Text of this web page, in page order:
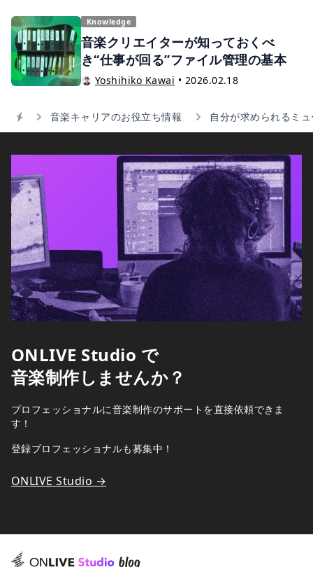
Knowledge
音楽クリエイターが知っておくべ
き“仕事が回る”ファイル管理の基本
Yoshihiko Kawai • 2026.02.18
音楽キャリアのお役立ち情報 自分が求められるミ
ONLIVE Studio で
音楽制作しませんか？
プロフェッショナルに音楽制作のサポートを直接依頼できま
す！
登録プロフェッショナルも募集中！
ONLIVE Studio →